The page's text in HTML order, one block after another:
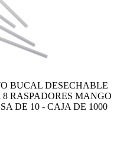
BUCAL DESECHABLE
RASPADORES MANGO
DE 10 - CAJA DE 1000